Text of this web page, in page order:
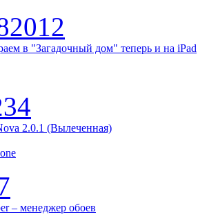
в "Загадочный дом" теперь и на iPad
2.0.1 (Вылеченная)
– менеджер обоев